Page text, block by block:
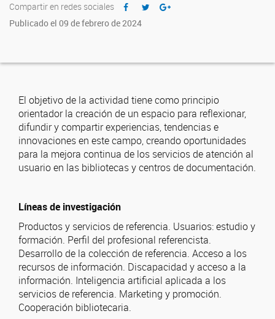
Compartir en redes sociales
Publicado el 09 de febrero de 2024
El objetivo de la actividad tiene como principio
orientador la creación de un espacio para reflexionar,
difundir y compartir experiencias, tendencias e
innovaciones en este campo, creando oportunidades
para la mejora continua de los servicios de atención al
usuario en las bibliotecas y centros de documentación.
Líneas de investigación
Productos y servicios de referencia. Usuarios: estudio y
formación. Perfil del profesional referencista.
Desarrollo de la colección de referencia. Acceso a los
recursos de información. Discapacidad y acceso a la
información. Inteligencia artificial aplicada a los
servicios de referencia. Marketing y promoción.
Cooperación bibliotecaria.